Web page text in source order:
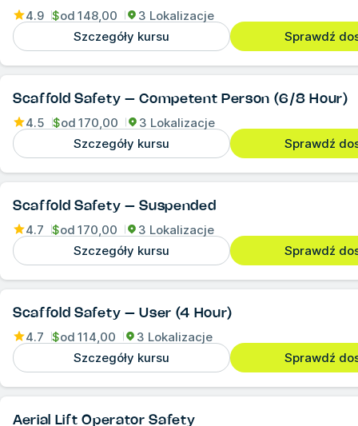
4.9 $od 148,00
3 Lokalizacje
Szczegóły kursu
Sprawdź
Scaffold Safety – Competent Person (6/8 Hour)
4.5 $od 170,00
3 Lokalizacje
Szczegóły kursu
Sprawdź
Scaffold Safety – Suspended
4.7 $od 170,00
3 Lokalizacje
Szczegóły kursu
Sprawdź
Scaffold Safety – User (4 Hour)
4.7 $od 114,00
3 Lokalizacje
Szczegóły kursu
Sprawdź
Aerial Lift Operator Safety